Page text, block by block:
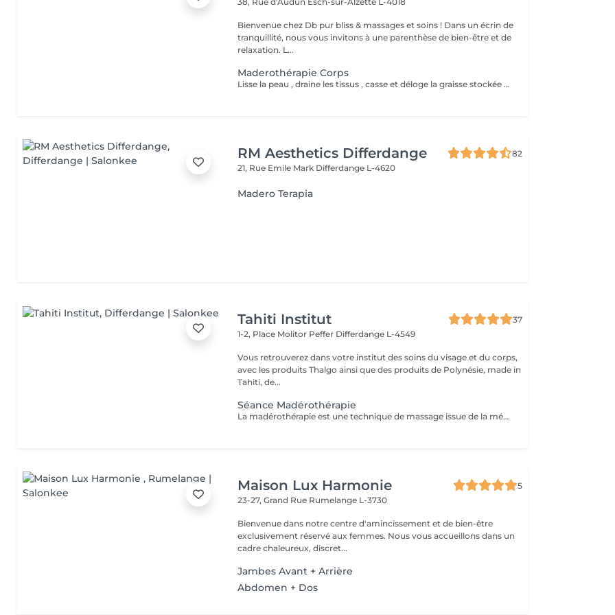
Bienvenue chez Db pur bliss & massages et soins ! Dans un écrin de
tranquillité, nous vous invitons à une parenthèse de bien-être et de
relaxation. L...
Maderothérapie Corps
Lisse la peau , draine les tissus , casse et déloge la graisse stockée Sensation de légèreté, peau visiblement plus lisse .
RM Aesthetics Differdange
82
21, Rue Emile Mark Differdange L-4620
Madero Terapia
Tahiti Institut
37
1-2, Place Molitor Peffer Differdange L-4549
Vous retrouverez dans votre institut des soins du visage et du corps,
avec les produits Thalgo ainsi que des produits de Polynésie, made in
Tahiti, de...
Séance Madérothérapie
La madérothérapie est une technique de massage issue de la médecine orientale qui utilise des instruments en bois, ce qui remodèle le corps et lisse la peau. Cela reste un modelage esthétique qui élimine la peau d'orange et affine les traits du corps, il n'est en rien médical, on travaille sur 2 zones lors de la séance.
Maison Lux Harmonie
5
23-27, Grand Rue Rumelange L-3730
Bienvenue dans notre centre d'amincissement et de bien-être
exclusivement réservé aux femmes. Nous vous accueillons dans un
cadre chaleureux, discret...
Jambes Avant + Arrière
Abdomen + Dos